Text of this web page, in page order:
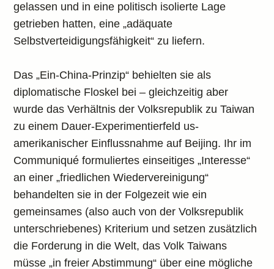
gelassen und in eine politisch isolierte Lage
getrieben hatten, eine „adäquate
Selbstverteidigungsfähigkeit“ zu liefern.
Das „Ein-China-Prinzip“ behielten sie als
diplomatische Floskel bei – gleichzeitig aber
wurde das Verhältnis der Volksrepublik zu Taiwan
zu einem Dauer-Experimentierfeld us-
amerikanischer Einflussnahme auf Beijing. Ihr im
Communiqué formuliertes einseitiges „Interesse“
an einer „friedlichen Wiedervereinigung“
behandelten sie in der Folgezeit wie ein
gemeinsames (also auch von der Volksrepublik
unterschriebenes) Kriterium und setzen zusätzlich
die Forderung in die Welt, das Volk Taiwans
müsse „in freier Abstimmung“ über eine mögliche